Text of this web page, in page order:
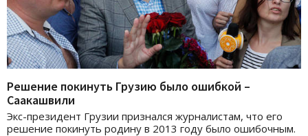
Решение покинуть Грузию было ошибкой –
Саакашвили
Экс-президент Грузии признался журналистам, что его
решение покинуть родину в 2013 году было ошибочным.